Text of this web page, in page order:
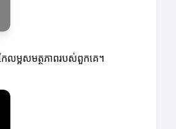
ែលម្អសមត្ថភាពរបស់ពួកគេ។